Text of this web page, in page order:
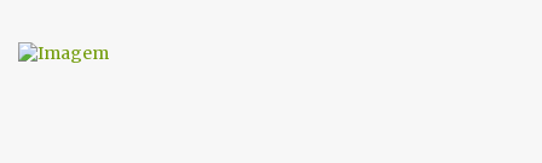
completar seus estudos na cidade grande. A série inicia com o livro